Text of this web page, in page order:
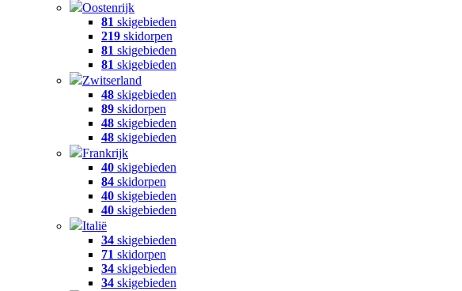
Oostenrijk
81 skigebieden
219 skidorpen
81 skigebieden
81 skigebieden
Zwitserland
48 skigebieden
89 skidorpen
48 skigebieden
48 skigebieden
Frankrijk
40 skigebieden
84 skidorpen
40 skigebieden
40 skigebieden
Italië
34 skigebieden
71 skidorpen
34 skigebieden
34 skigebieden